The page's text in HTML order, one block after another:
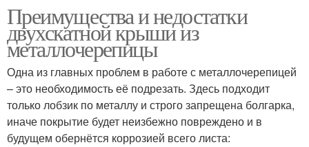
Преимущества и недостатки
двухскатной крыши из
металлочерепицы
Одна из главных проблем в работе с металлочерепицей
– это необходимость её подрезать. Здесь подходит
только лобзик по металлу и строго запрещена болгарка,
иначе покрытие будет неизбежно повреждено и в
будущем обернётся коррозией всего листа: